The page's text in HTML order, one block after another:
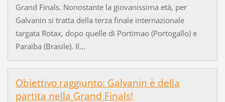
Grand Finals. Nonostante la giovanissima età, per
Galvanin si tratta della terza finale internazionale
targata Rotax, dopo quelle di Portimao (Portogallo) e
Paraìba (Brasile). Il...
Obiettivo raggiunto: Galvanin è della
partita nella Grand Finals!